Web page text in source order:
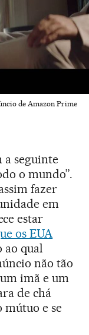
de Amazon Prime
a seguinte
o mundo”.
fazer
em
estar
os EUA
qual
não tão
imã e um
de chá
e se